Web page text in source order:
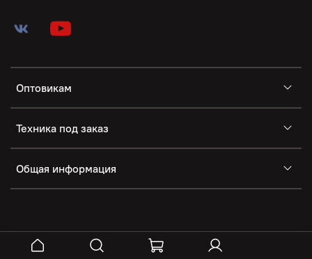
Оптовикам
Техника под заказ
Общая информация